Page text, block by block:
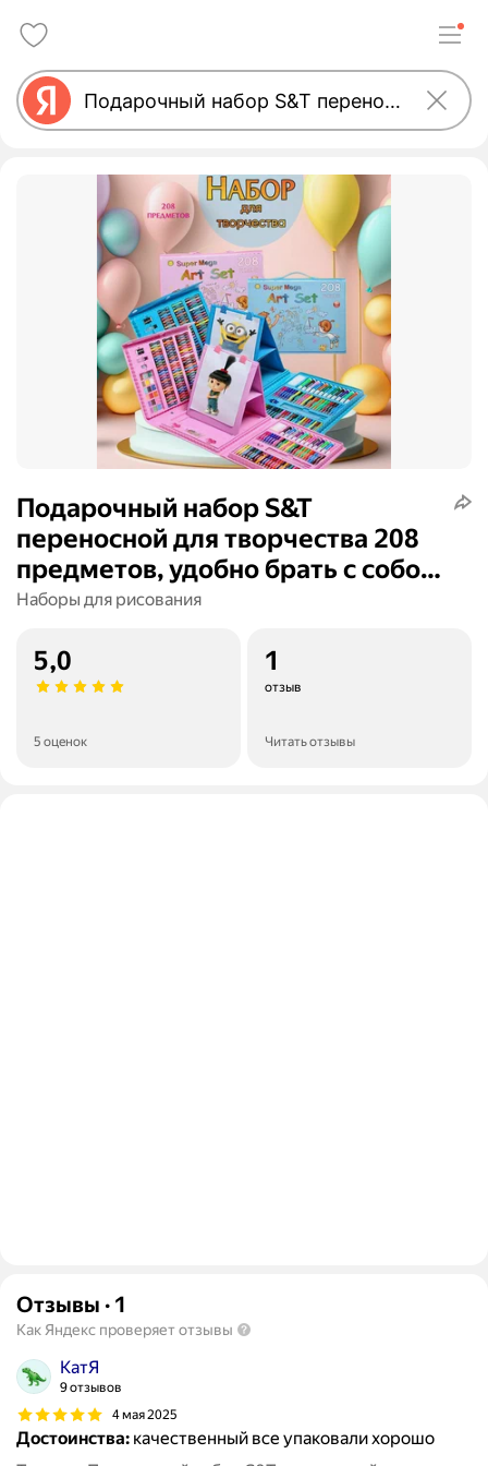
Подарочный набор S&T
переносной для творчества 208
предметов, удобно брать с собой
в путешествие, отличный
племянника, сына на новый год,
рождество или день рождения
Наборы для рисования
5,0
5 оценок
1
отзыв
Читать отзывы
Отзывы · 1
Как Яндекс проверяет отзывы
КатЯ
9 отзывов
4 мая 2025
Достоинства: качественный все упаковали хорошо